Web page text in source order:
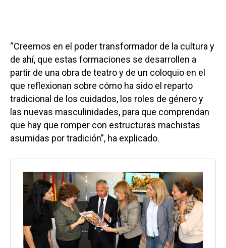
“Creemos en el poder transformador de la cultura y
de ahí, que estas formaciones se desarrollen a
partir de una obra de teatro y de un coloquio en el
que reflexionan sobre cómo ha sido el reparto
tradicional de los cuidados, los roles de género y
las nuevas masculinidades, para que comprendan
que hay que romper con estructuras machistas
asumidas por tradición”, ha explicado.